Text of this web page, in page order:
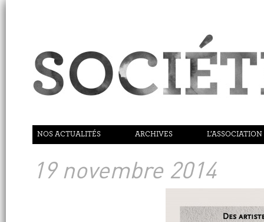
NOS ACTUALITÉS ARCHIVES L’ASSOCIATION
19 novembre 2014